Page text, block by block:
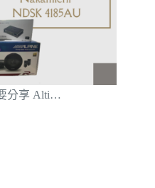
分享 Alti…